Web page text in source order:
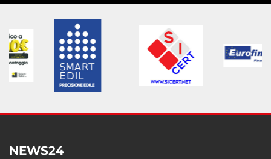
NEWS24